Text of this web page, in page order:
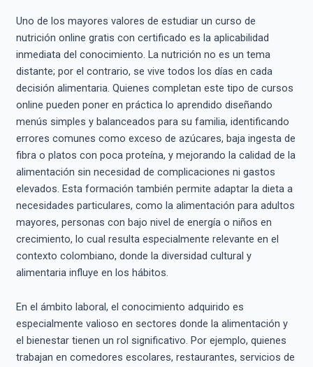
Uno de los mayores valores de estudiar un curso de
nutrición online gratis con certificado es la aplicabilidad
inmediata del conocimiento. La nutrición no es un tema
distante; por el contrario, se vive todos los días en cada
decisión alimentaria. Quienes completan este tipo de cursos
online pueden poner en práctica lo aprendido diseñando
menús simples y balanceados para su familia, identificando
errores comunes como exceso de azúcares, baja ingesta de
fibra o platos con poca proteína, y mejorando la calidad de la
alimentación sin necesidad de complicaciones ni gastos
elevados. Esta formación también permite adaptar la dieta a
necesidades particulares, como la alimentación para adultos
mayores, personas con bajo nivel de energía o niños en
crecimiento, lo cual resulta especialmente relevante en el
contexto colombiano, donde la diversidad cultural y
alimentaria influye en los hábitos.
En el ámbito laboral, el conocimiento adquirido es
especialmente valioso en sectores donde la alimentación y
el bienestar tienen un rol significativo. Por ejemplo, quienes
trabajan en comedores escolares, restaurantes, servicios de